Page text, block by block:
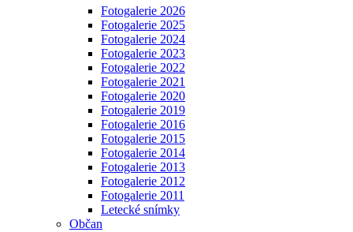
Fotogalerie 2026
Fotogalerie 2025
Fotogalerie 2024
Fotogalerie 2023
Fotogalerie 2022
Fotogalerie 2021
Fotogalerie 2020
Fotogalerie 2019
Fotogalerie 2016
Fotogalerie 2015
Fotogalerie 2014
Fotogalerie 2013
Fotogalerie 2012
Fotogalerie 2011
Letecké snímky
Občan